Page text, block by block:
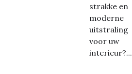
strakke en
moderne
uitstraling
voor uw
interieur?...